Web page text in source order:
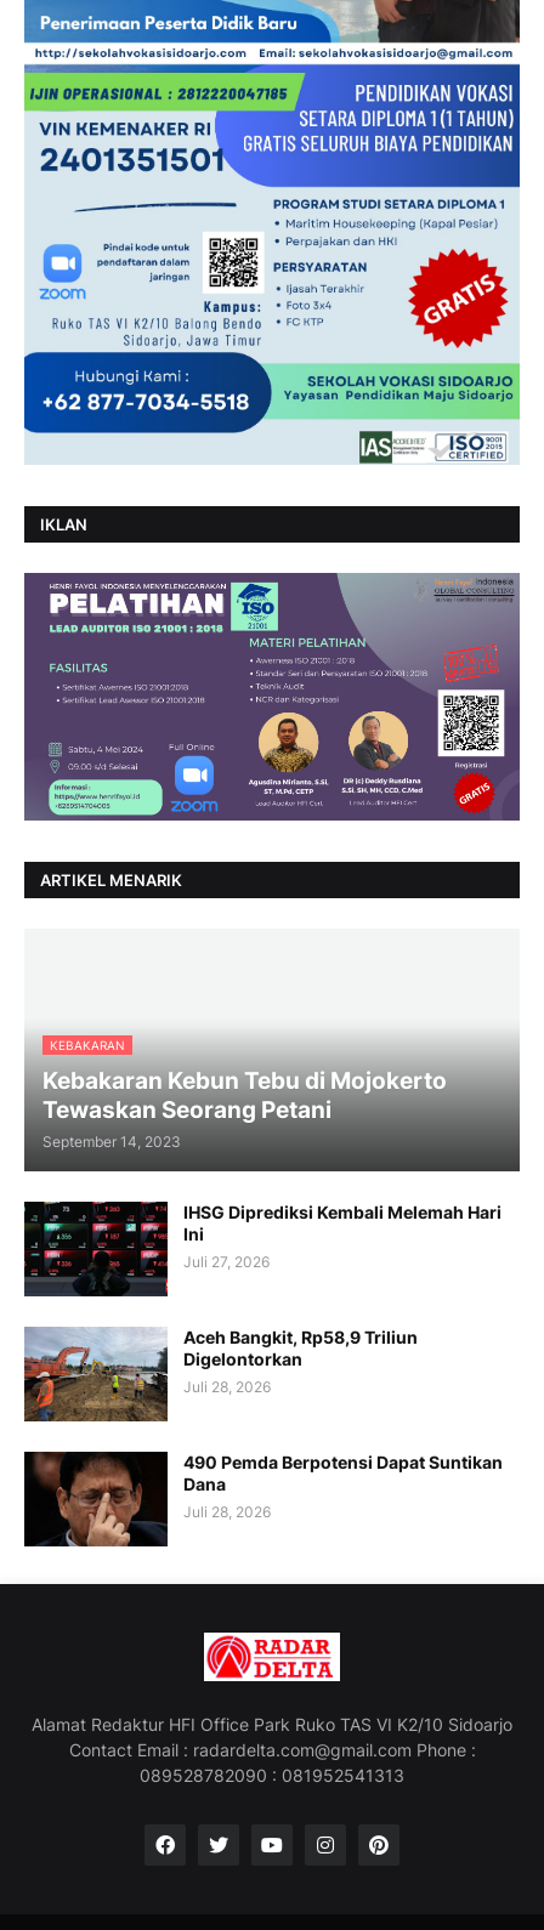
IKLAN
ARTIKEL MENARIK
KEBAKARAN
Kebakaran Kebun Tebu di Mojokerto
Tewaskan Seorang Petani
September 14, 2023
IHSG Diprediksi Kembali Melemah Hari
Ini
Juli 27, 2026
Aceh Bangkit, Rp58,9 Triliun
Digelontorkan
Juli 28, 2026
490 Pemda Berpotensi Dapat Suntikan
Dana
Juli 28, 2026
Alamat Redaktur HFI Office Park Ruko TAS VI K2/10 Sidoarjo
Contact Email : radardelta.com@gmail.com Phone :
089528782090 : 081952541313